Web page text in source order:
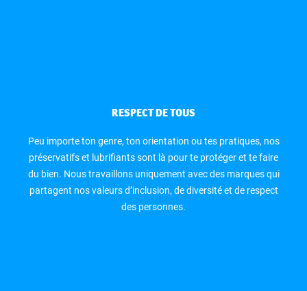
RESPECT DE TOUS
Peu importe ton genre, ton orientation ou tes pratiques, nos
préservatifs et lubrifiants sont là pour te protéger et te faire
du bien. Nous travaillons uniquement avec des marques qui
partagent nos valeurs d’inclusion, de diversité et de respect
des personnes.